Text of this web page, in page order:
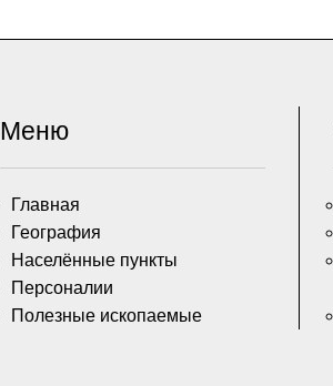
Меню
Главная
География
Населённые пункты
Персоналии
Полезные ископаемые